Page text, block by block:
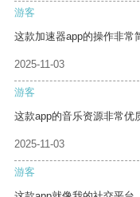
游客
这款加速器app的操作非常
2025-11-03
游客
这款app的音乐资源非常优
2025-11-03
游客